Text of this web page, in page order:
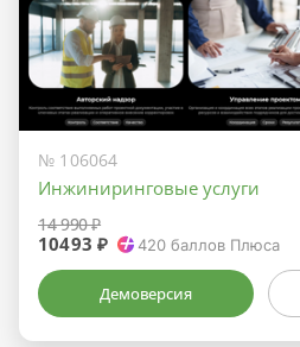
№ 106064
Инжиниринговые услуги
14 990 ₽
10493 ₽ 420 баллов Плюса
Демоверсия